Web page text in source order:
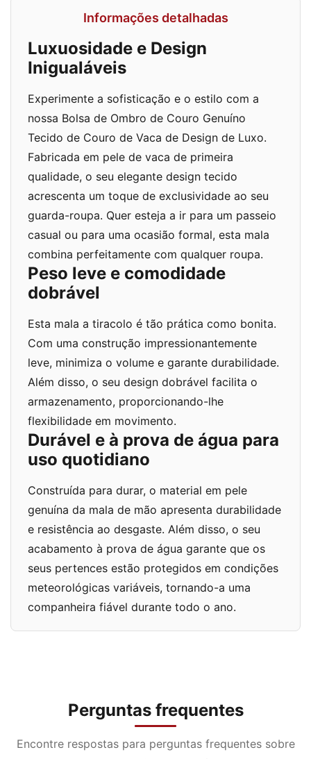
Informações detalhadas
Luxuosidade e Design
Inigualáveis
Experimente a sofisticação e o estilo com a
nossa Bolsa de Ombro de Couro Genuíno
Tecido de Couro de Vaca de Design de Luxo.
Fabricada em pele de vaca de primeira
qualidade, o seu elegante design tecido
acrescenta um toque de exclusividade ao seu
guarda-roupa. Quer esteja a ir para um passeio
casual ou para uma ocasião formal, esta mala
combina perfeitamente com qualquer roupa.
Peso leve e comodidade
dobrável
Esta mala a tiracolo é tão prática como bonita.
Com uma construção impressionantemente
leve, minimiza o volume e garante durabilidade.
Além disso, o seu design dobrável facilita o
armazenamento, proporcionando-lhe
flexibilidade em movimento.
Durável e à prova de água para
uso quotidiano
Construída para durar, o material em pele
genuína da mala de mão apresenta durabilidade
e resistência ao desgaste. Além disso, o seu
acabamento à prova de água garante que os
seus pertences estão protegidos em condições
meteorológicas variáveis, tornando-a uma
companheira fiável durante todo o ano.
Perguntas frequentes
Encontre respostas para perguntas frequentes sobre